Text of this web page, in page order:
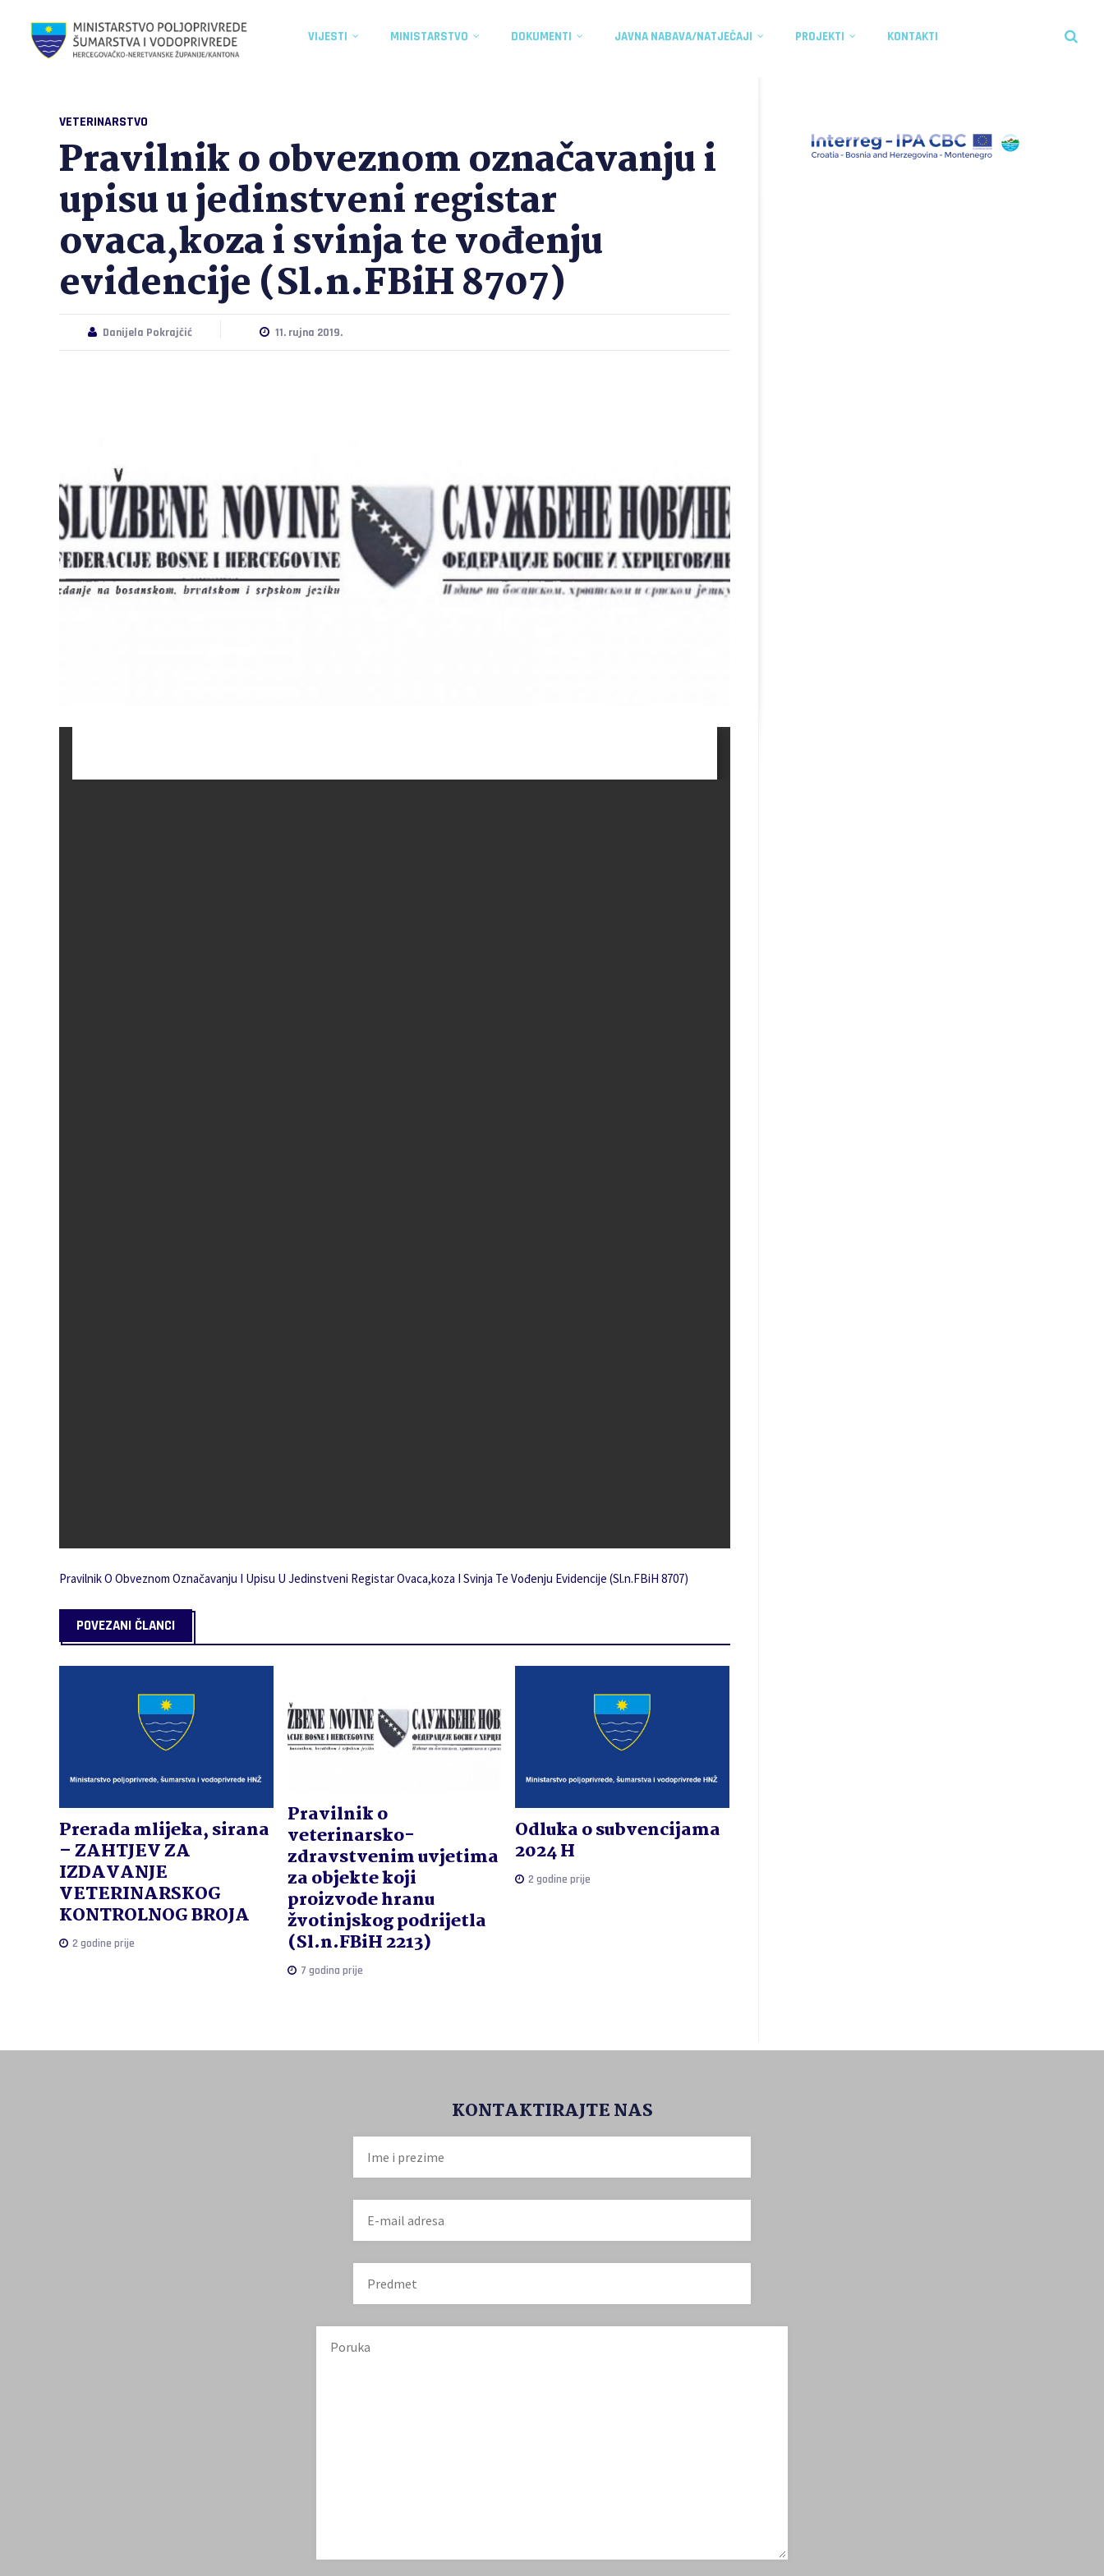
VIJESTI MINISTARSTVO DOKUMENTI JAVNA NABAVA/NATJEČAJI PROJEKTI KONTAKTI
VETERINARSTVO
Pravilnik o obveznom označavanju i
upisu u jedinstveni registar
ovaca,koza i svinja te vođenju
evidencije (Sl.n.FBiH 8707)
Danijela Pokrajčić 11. rujna 2019.
Pravilnik O Obveznom Označavanju I Upisu U Jedinstveni Registar Ovaca,koza I Svinja Te Vođenju Evidencije (Sl.n.FBiH 8707)
POVEZANI ČLANCI
Prerada mlijeka, sirana
– ZAHTJEV ZA
IZDAVANJE
VETERINARSKOG
KONTROLNOG BROJA
2 godine prije
Pravilnik o
veterinarsko-
zdravstvenim uvjetima
za objekte koji
proizvode hranu
žvotinjskog podrijetla
(Sl.n.FBiH 2213)
7 godina prije
Odluka o subvencijama
2024 H
2 godine prije
KONTAKTIRAJTE NAS